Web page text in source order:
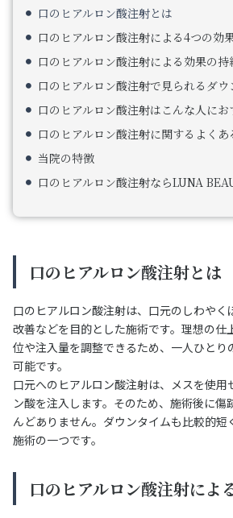
口のヒアルロン酸注射とは
口のヒアルロン酸注射による4つの効
口のヒアルロン酸注射による効果の持
口のヒアルロン酸注射で見られるダ
口のヒアルロン酸注射はこんな人にお
口のヒアルロン酸注射に関するよくあ
当院の特徴
口のヒアルロン酸注射ならLUNA
口のヒアルロン酸注射とは
口のヒアルロン酸注射は、口元のしわやく
改善などを目的とした施術です。理想の仕
位や注入量を調整できるため、一人ひとり
可能です。
口元へのヒアルロン酸注射は、メスを使用
ン酸を注入します。そのため、施術後に傷
んどありません。ダウンタイムも比較的短
施術の一つです。
口のヒアルロン酸注射によ